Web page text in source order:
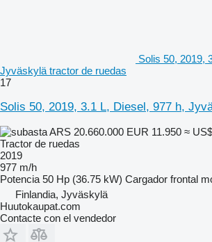
Solis 50, 2019,
Jyväskylä tractor de ruedas
17
Solis 50, 2019, 3.1 L, Diesel, 977 h,
ARS 20.660.000 EUR 11.950 ≈
Tractor de ruedas
2019
977 m/h
Potencia 50 Hp (36.75 kW) Cargador frontal
Finlandia, Jyväskylä
Huutokaupat.com
Contacte con el vendedor